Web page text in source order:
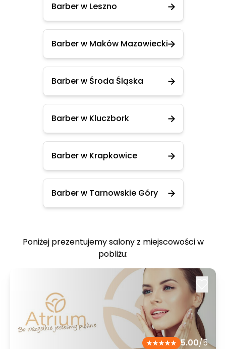
Barber w Leszno
Barber w Maków Mazowiecki
Barber w Środa Śląska
Barber w Kluczbork
Barber w Krapkowice
Barber w Tarnowskie Góry
Poniżej prezentujemy salony z miejscowości w
pobliżu:
5.00/5